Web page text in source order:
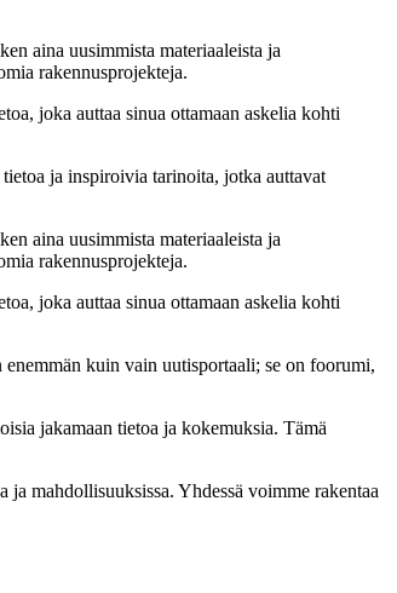
aina uusimmista materiaaleista ja
rakennusprojekteja.
joka auttaa sinua ottamaan askelia kohti
ja inspiroivia tarinoita, jotka auttavat
aina uusimmista materiaaleista ja
rakennusprojekteja.
joka auttaa sinua ottamaan askelia kohti
kuin vain uutisportaali; se on foorumi,
jakamaan tietoa ja kokemuksia. Tämä
mahdollisuuksissa. Yhdessä voimme rakentaa